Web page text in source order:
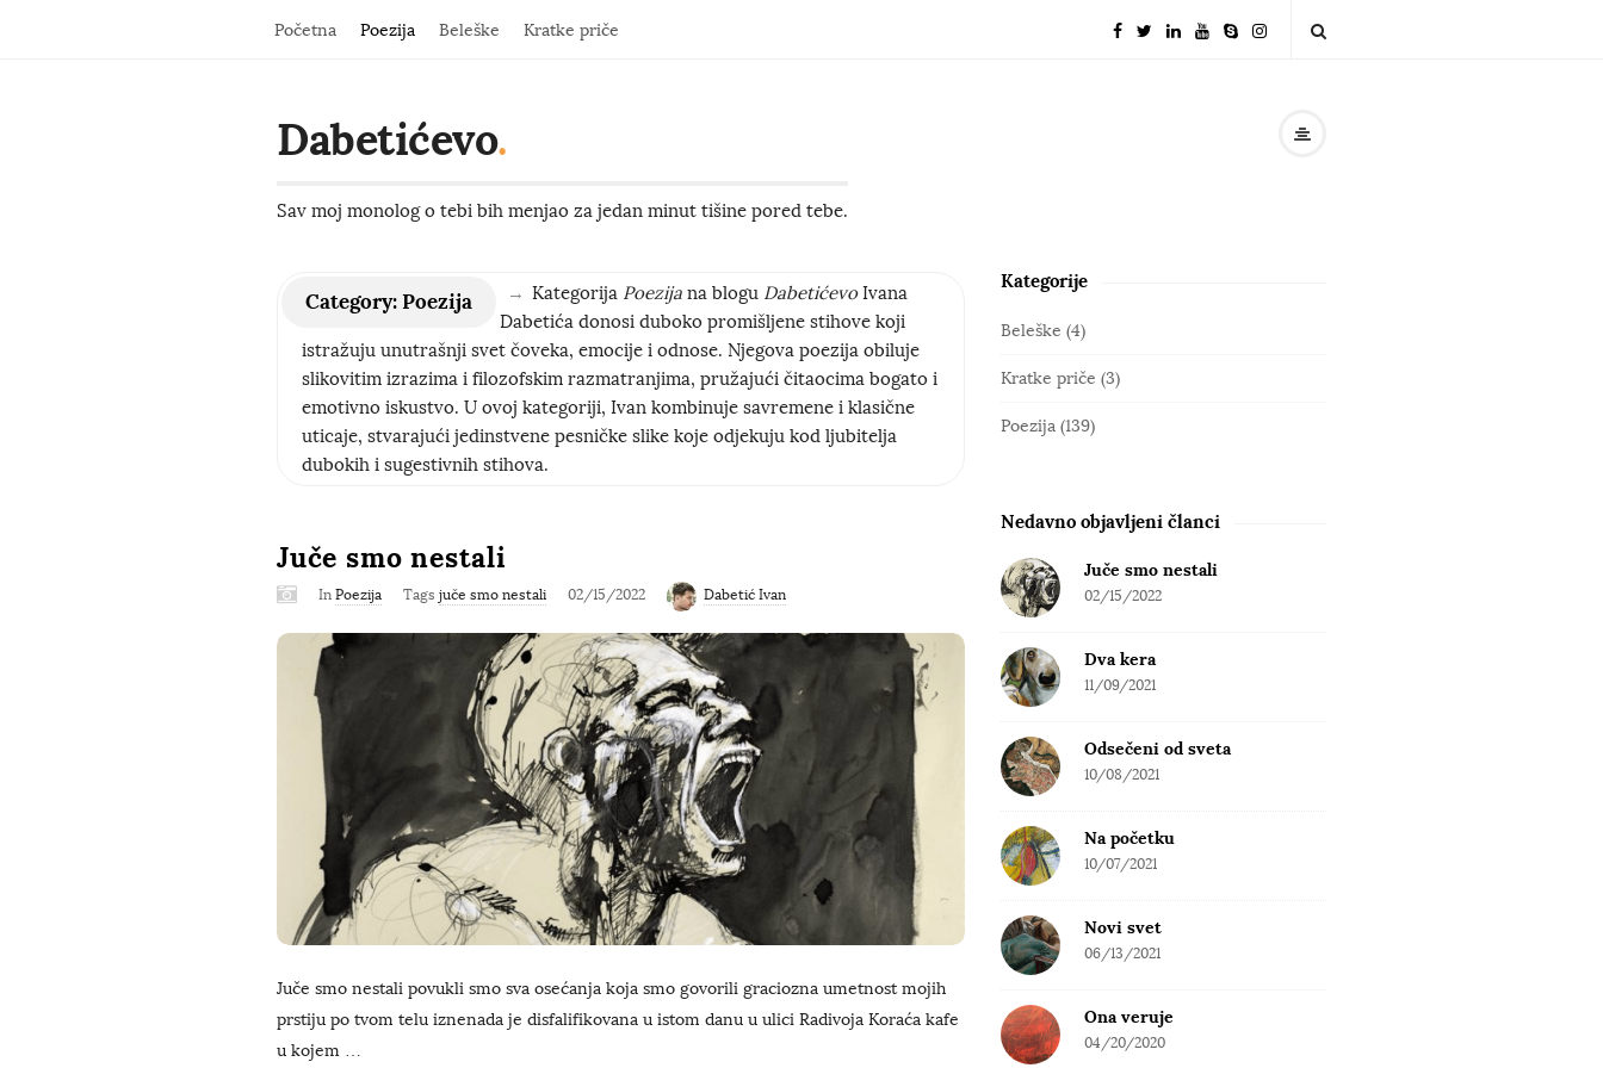
Početna Poezija Beleške Kratke priče
Dabetićevo.
Sav moj monolog o tebi bih menjao za jedan minut tišine pored tebe.
Category:Poezija → Kategorija Poezija na blogu DabetićevoIvana
Dabetića donosi duboko promišljene stihove koji
istražuju unutrašnji svet čoveka, emocije i odnose. Njegova poezija obiluje
slikovitim izrazima i filozofskim razmatranjima, pružajući čitaocima bogato i
emotivno iskustvo. U ovoj kategoriji, Ivan kombinuje savremene i klasične
uticaje, stvarajući jedinstvene pesničke slike koje odjekuju kod ljubitelja
dubokih i sugestivnih stihova.
Juče smo nestali
In Poezija Tags juče smo nestali 02/15/2022 Dabetić Ivan
Juče smo nestali povukli smo sva osećanja koja smo govorili graciozna umetnost mojih
prstiju po tvom telu iznenada je disfalifikovana u istom danu u ulici Radivoja Koraća kafe
u kojem …
S
i
e
S
e
a
r
Kategorije
Beleške (4)
Kratke priče (3)
Poezija(139)
Nedavno objavljeni članci
Juče smo nestali
02/15/2022
Dva kera
11/09/2021
Odsečeni od sveta
10/08/2021
Na početku
10/07/2021
Novi svet
06/13/2021
Ona veruje
04/20/2020